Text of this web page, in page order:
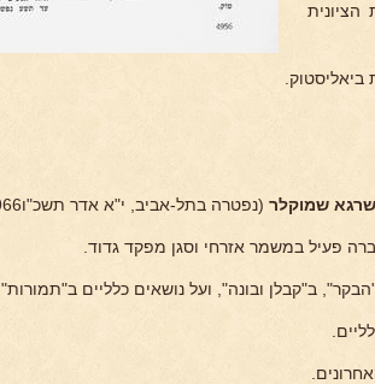
ביאליסטוק.
שרגא שמוקלר (נפטרה בתל-אביב, י"א אדר תשכ"ו3.3.1966).
פעיל במשמר אזרחי וסגן מפקד גדוד.
ב"קבלן ובונה", ועל נושאים כלליים ב"תמורות".